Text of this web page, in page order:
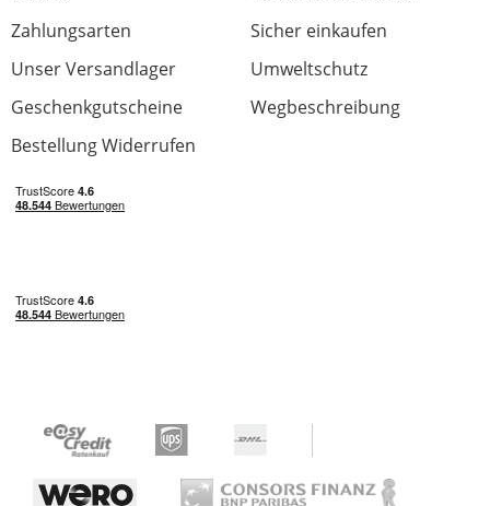
Zahlungsarten
Sicher einkaufen
Unser Versandlager
Umweltschutz
Geschenkgutscheine
Wegbeschreibung
Bestellung Widerrufen